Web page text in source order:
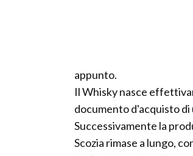
appunto.
Il Whisky nasce
documento d'acquisto
Successivamente la
Scozia rimase a lungo,